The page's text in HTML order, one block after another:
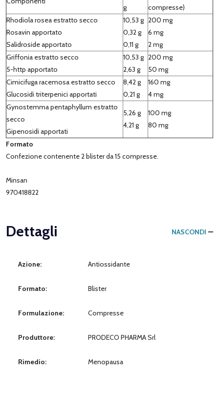
g
compresse)
Rhodiola rosea estratto secco
Rosavin apportato
Salidroside apportato
10,53 g
0,32 g
0,11 g
200 mg
6 mg
2 mg
Griffonia estratto secco
5-http apportato
10,53 g
2,63 g
200 mg
50 mg
Cimicifuga racemosa estratto secco
Glucosidi triterpenici apportati
8,42 g
0,21 g
160 mg
4 mg
Gynostemma pentaphyllum estratto
secco
Gipenosidi apportati
5,26 g
4,21 g
100 mg
80 mg
Formato
Confezione contenente 2 blister da 15 compresse.
Minsan
970418822
Dettagli NASCONDI
Azione: Antiossidante
Formato: Blister
Formulazione: Compresse
Produttore: PRODECO PHARMA Srl
Rimedio: Menopausa